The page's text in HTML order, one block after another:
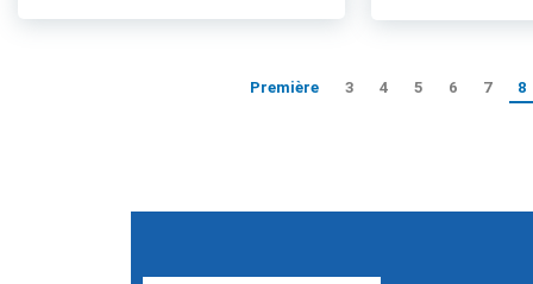
Première 3 4 5 6 7 8